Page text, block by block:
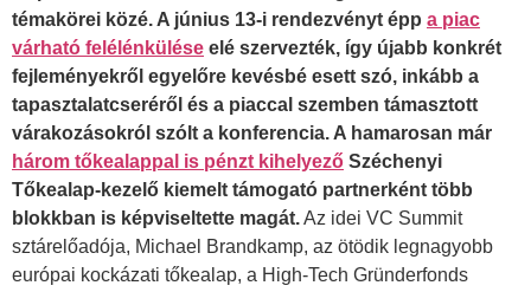
témakörei közé. A június 13-i rendezvényt épp a piac
várható felélénkülése elé szervezték, így újabb konkrét
fejleményekről egyelőre kevésbé esett szó, inkább a
tapasztalatcseréről és a piaccal szemben támasztott
várakozásokról szólt a konferencia. A hamarosan már
három tőkealappal is pénzt kihelyező Széchenyi
Tőkealap-kezelő kiemelt támogató partnerként több
blokkban is képviseltette magát.Az idei VC Summit
sztárelőadója, Michael Brandkamp, az ötödik legnagyobb
európai kockázati tőkealap, a High-Tech Gründerfonds